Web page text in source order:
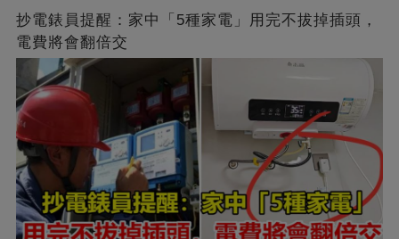
抄電錶員提醒：家中「5種家電」用完不拔掉插頭，
電費將會翻倍交